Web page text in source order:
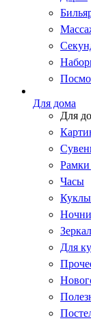
Для дома
Для
Рамки
Часы
Куклы
Для